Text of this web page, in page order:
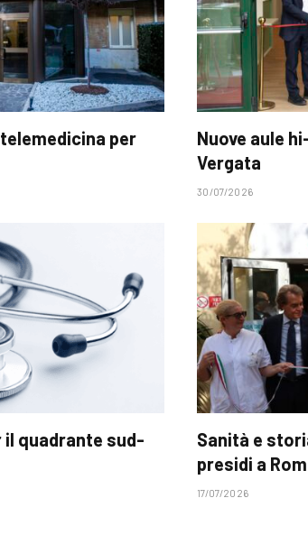
per
Nuove aule
Vergata
30/07/2026
il quadrante sud-
Sanità e
presidi a
17/07/2026